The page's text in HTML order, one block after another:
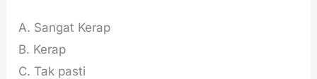
A. Sangat Kerap
B. Kerap
C. Tak pasti